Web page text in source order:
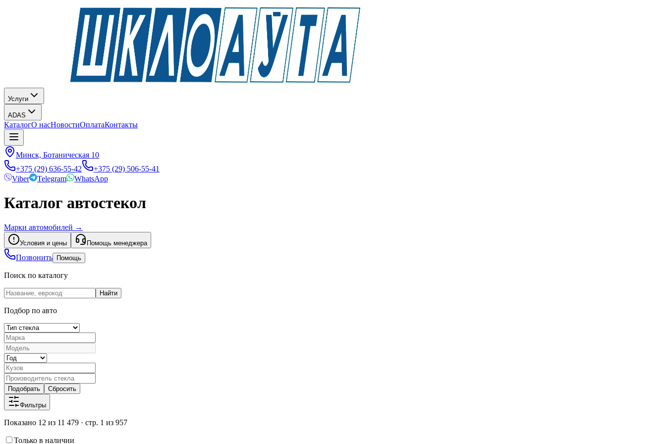
Услуги
ADAS
КаталогО насНовостиОплатаКонтакты
Минск, Ботаническая 10
+375 (29) 636-55-42
+375 (29) 506-55-41
Viber
Telegram WhatsApp
Каталог автостекол
Марки автомобилей →
Условия и цены Помощь менеджера
Позвонить Помощь
Поиск по каталогу
Найти
Подбор по авто
Подобрать Сбросить
Фильтры
Показано 12 из 11 479 · стр. 1 из 957
Только в наличии